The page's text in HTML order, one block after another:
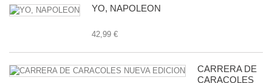
YO, NAPOLEON
42,99 €
CARRERA DE
CARACOLES